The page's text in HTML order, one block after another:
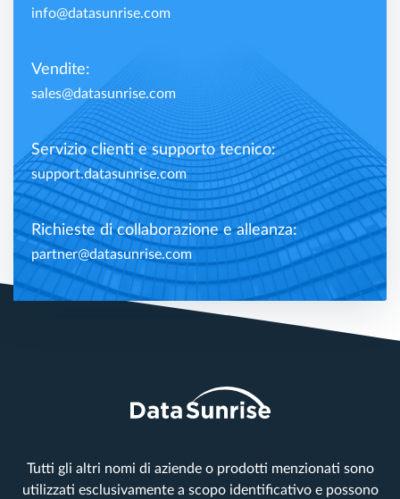
info@datasunrise.com
Vendite:
sales@datasunrise.com
Servizio clienti e supporto tecnico:
support.datasunrise.com
Richieste di collaborazione e alleanza:
partner@datasunrise.com
Tutti gli altri nomi di aziende o prodotti menzionati sono
utilizzati esclusivamente a scopo identificativo e possono